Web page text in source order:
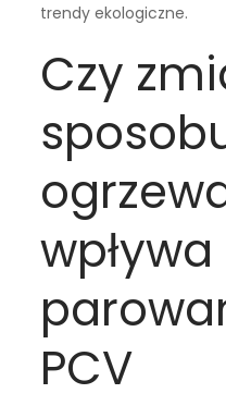
trendy ekologiczne.
Czy
PCV